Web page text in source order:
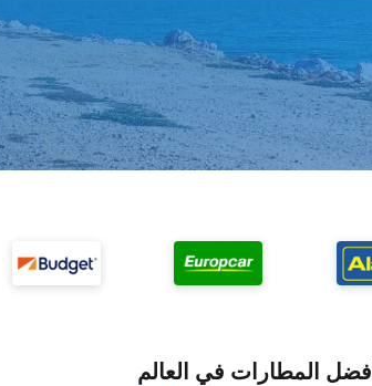
أفضل المطارات في العالم